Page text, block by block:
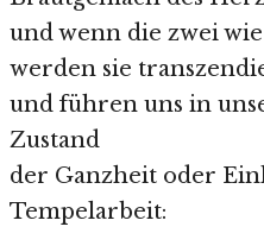
und wenn die zwei
werden sie
und führen uns in
Zustand
der Ganzheit oder
Tempelarbeit: